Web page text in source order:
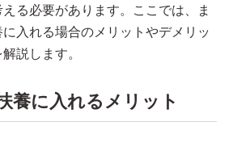
る必要があります。ここでは、ま
入れる場合のメリットやデメリッ
説します。
養に入れるメリット